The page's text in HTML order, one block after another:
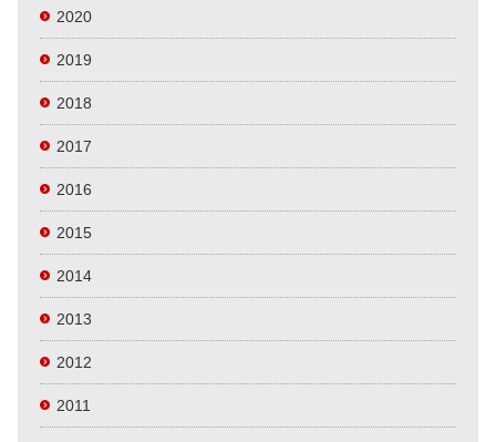
2020
2019
2018
2017
2016
2015
2014
2013
2012
2011